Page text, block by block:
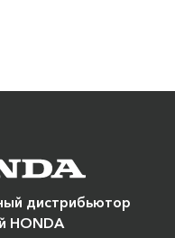
дистрибьютор
HONDA